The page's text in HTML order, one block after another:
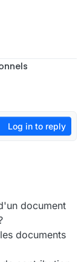
Log in to reply
document
documents